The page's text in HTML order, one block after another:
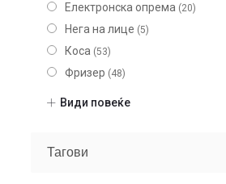
Електронска опрема (20)
Нега на лице (5)
Коса (53)
Фризер (48)
(20)
Fake Lashes
Види повеќе
Тагови